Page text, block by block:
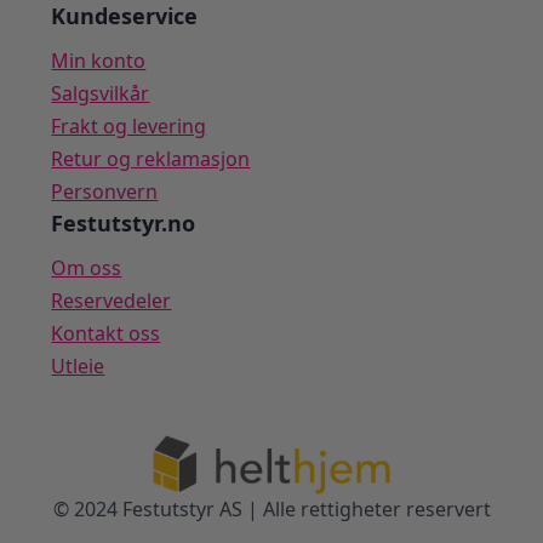
Kundeservice
Min konto
Salgsvilkår
Frakt og levering
Retur og reklamasjon
Personvern
Festutstyr.no
Om oss
Reservedeler
Kontakt oss
Utleie
© 2024 Festutstyr AS | Alle rettigheter reservert